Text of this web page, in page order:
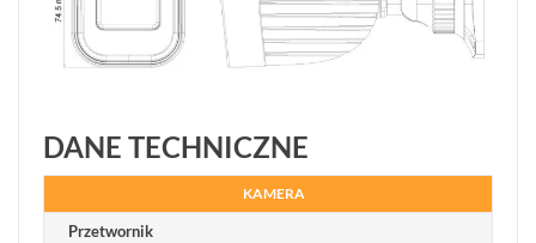
DANE TECHNICZNE
KAMERA
Przetwornik